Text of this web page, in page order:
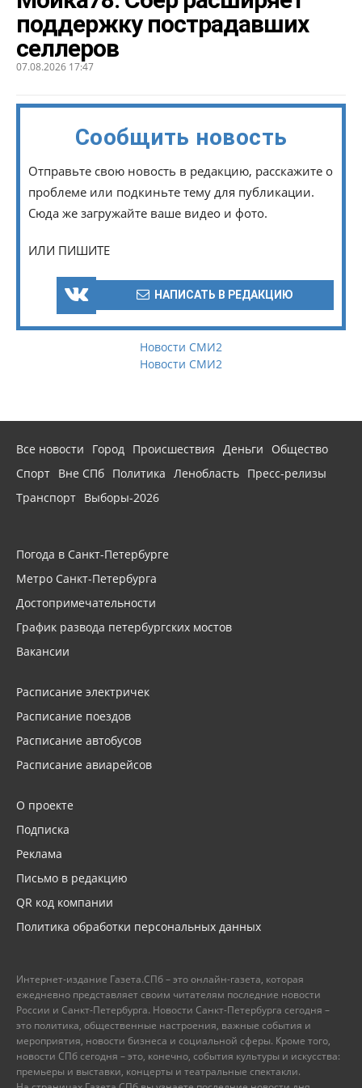
поддержку пострадавших
селлеров
07.08.2026 17:47
Сообщить новость
Отправьте свою новость в редакцию, расскажите о
проблеме или подкиньте тему для публикации.
Сюда же загружайте ваше видео и фото.
ИЛИ ПИШИТЕ
НАПИСАТЬ В РЕДАКЦИЮ
Новости СМИ2
Новости СМИ2
Все новости Город Происшествия Деньги
Общество
Спорт Вне СПб Политика Ленобласть Пресс-релизы
Транспорт Выборы-2026
Погода в Санкт-Петербурге
Метро Санкт-Петербурга
Достопримечательности
График развода петербургских мостов
Вакансии
Расписание электричек
Расписание поездов
Расписание автобусов
Расписание авиарейсов
О проекте
Подписка
Реклама
Письмо в редакцию
QR код компании
Политика обработки персональных данных
Интернет-издание Газета.СПб – это онлайн-газета, которая
ежедневно представляет своим читателям последние новости
России и Санкт-Петербурга. Новости Санкт-Петербурга сегодня –
это политика, общественные настроения, важные события и
мероприятия, новости бизнеса и социальной сферы. Кроме того,
новости СПб сегодня – это, конечно, события культуры и искусства:
премьеры и выставки, концерты и театральные спектакли.